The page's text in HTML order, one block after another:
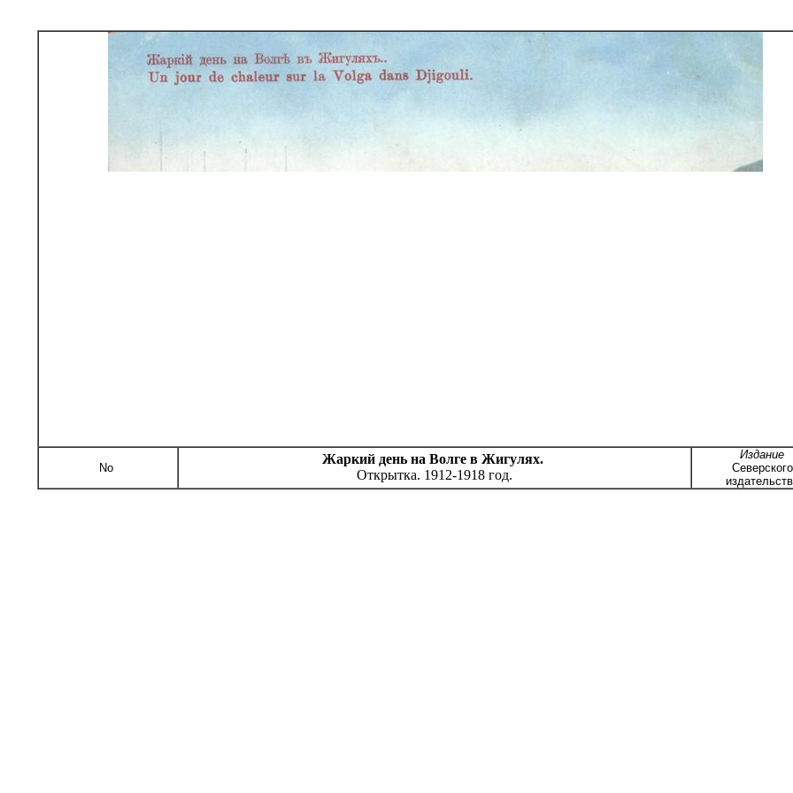
No
Жаркий день на Волге в Жигулях.
Открытка. 1912-1918 год.
Издание
Северского